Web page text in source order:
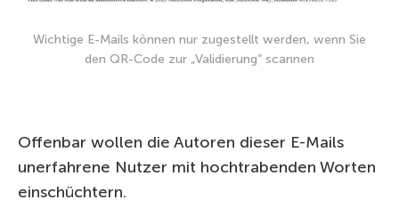
Wichtige E-Mails können nur zugestellt werden, wenn Sie
den QR-Code zur „Validierung“ scannen
Offenbar wollen die Autoren dieser E-Mails
unerfahrene Nutzer mit hochtrabenden Worten
einschüchtern.